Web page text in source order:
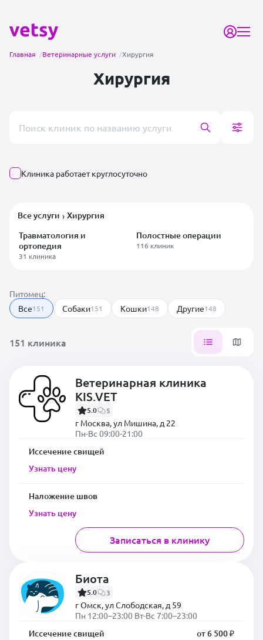
Главная /Ветеринарные услуги /Хирургия
Хирургия
Клиника работает круглосуточно
Все услуги › Хирургия
Травматология и
ортопедия
31 клиника
Полостные операции
116 клиник
Питомец:
Все151 Собаки151 Кошки148 Другие148
151 клиника
Ветеринарная клиника
KIS.VET
5.0 5
г Москва, ул Мишина, д 22
Пн-Вс 09:00-21:00
Иссечение свищей
Узнать цену
Наложение швов
Узнать цену
Записаться в клинику
Биота
5.0 3
г Омск, ул Слободская, д 59
Пн 12:00–23:00 Вт-Вс 7:00–23:00
Иссечение свищей
от 6 500 ₽